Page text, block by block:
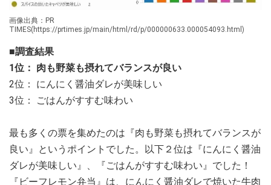
画像出典：PR
TIMES(https://prtimes.jp/main/html/rd/p/000000633.000054093.html)
■調査結果
1位： 肉も野菜も摂れてバランスが良い
2位： にんにく醤油ダレが美味しい
3位： ごはんがすすむ味わい
最も多くの票を集めたのは『肉も野菜も摂れてバランスが
良い』というポイントでした。以下２位は『にんにく醤油
ダレが美味しい』、『ごはんがすすむ味わい』でした！
『ビーフレモン弁当』は、にんにく醤油ダレで焼いた牛肉